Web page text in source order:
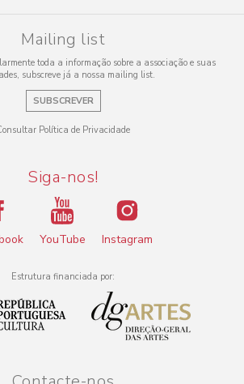
Mailing list
toda a informação sobre a associação e suas
subscreve já a nossa mailing list.
SUBSCREVER
Política de Privacidade
Siga-nos!
YouTube Instagram
Estrutura financiada por: